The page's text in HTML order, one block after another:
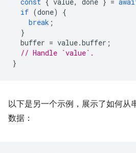
if (done)
{
break ;
}
buffer = value.buffer ;
// Handle `value`.
}
以下是另一个示例，展示了如何从
数据：